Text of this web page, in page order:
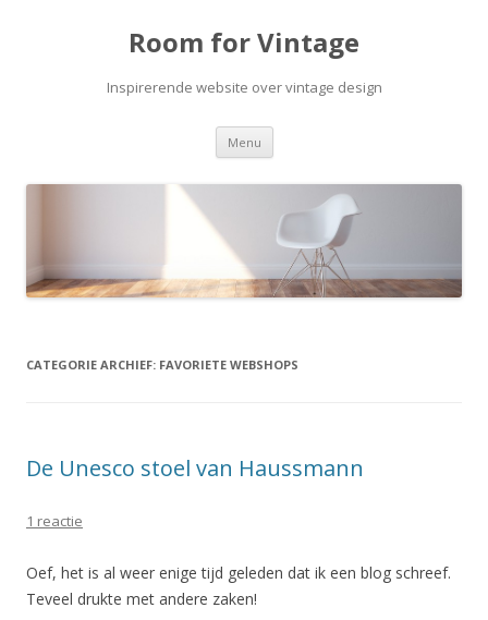
Room for Vintage
Inspirerende website over vintage design
Menu Spring naar de inhoud
CATEGORIE ARCHIEF: FAVORIETE WEBSHOPS
De Unesco stoel van Haussmann
1 reactie
Oef, het is al weer enige tijd geleden dat ik een blog schreef.
Teveel drukte met andere zaken!